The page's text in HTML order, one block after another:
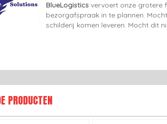
BlueLogistics vervoert onze grotere
bezorgafspraak in te plannen.
schilderij komen leveren. Mocht dit
PRODUCTEN